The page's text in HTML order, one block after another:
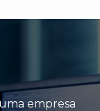
empresa